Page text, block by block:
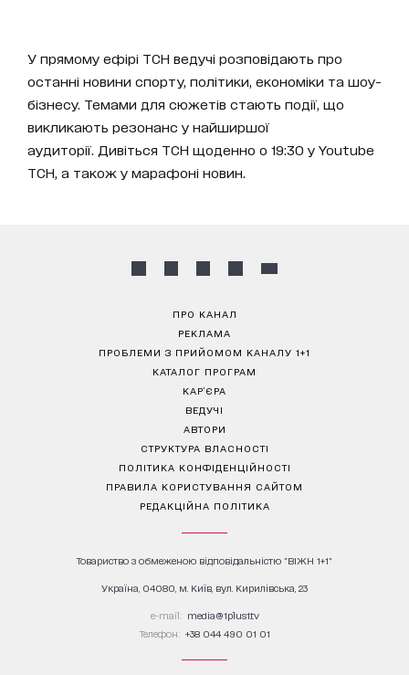
У прямому ефірі ТСН ведучі розповідають про
останні новини спорту, політики, економіки та шоу-
бізнесу. Темами для сюжетів стають події, що
викликають резонанс у найширшої
аудиторії. Дивіться ТСН щоденно о 19:30 у Youtube
ТСН, а також у марафоні новин.
ПРО КАНАЛ
РЕКЛАМА
ПРОБЛЕМИ З ПРИЙОМОМ КАНАЛУ 1+1
КАТАЛОГ ПРОГРАМ
КАР’ЄРА
ВЕДУЧІ
АВТОРИ
СТРУКТУРА ВЛАСНОСТІ
ПОЛІТИКА КОНФІДЕНЦІЙНОСТІ
ПРАВИЛА КОРИСТУВАННЯ САЙТОМ
РЕДАКЦІЙНА ПОЛІТИКА
Товариство з обмеженою відповідальністю "ВІЖН 1+1"
Україна, 04080, м. Київ, вул. Кирилівська, 23
е-mail: media@1plus1.tv
Телефон: +38 044 490 01 01